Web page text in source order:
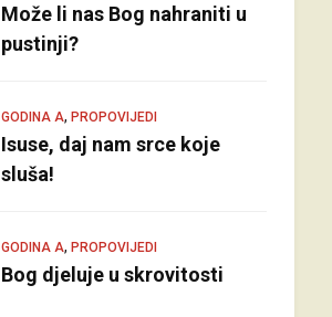
Može li nas Bog nahraniti u
pustinji?
GODINA A, PROPOVIJEDI
Isuse, daj nam srce koje
sluša!
GODINA A, PROPOVIJEDI
Bog djeluje u skrovitosti